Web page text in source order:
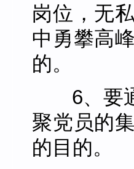
岗位，无
中勇攀高
的。
6、要
聚党员的
的目的。